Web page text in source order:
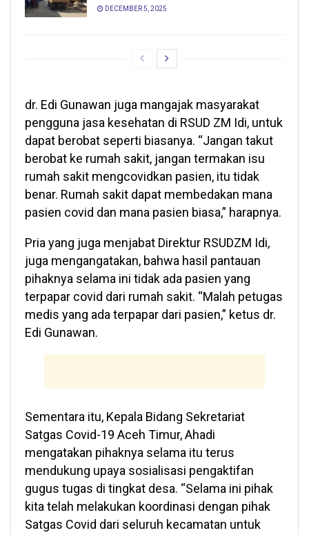
DECEMBER 5, 2025
dr. Edi Gunawan juga mangajak masyarakat
pengguna jasa kesehatan di RSUD ZM Idi, untuk
dapat berobat seperti biasanya. “Jangan takut
berobat ke rumah sakit, jangan termakan isu
rumah sakit mengcovidkan pasien, itu tidak
benar. Rumah sakit dapat membedakan mana
pasien covid dan mana pasien biasa,” harapnya.
Pria yang juga menjabat Direktur RSUDZM Idi,
juga mengangatakan, bahwa hasil pantauan
pihaknya selama ini tidak ada pasien yang
terpapar covid dari rumah sakit. “Malah petugas
medis yang ada terpapar dari pasien,” ketus dr.
Edi Gunawan.
Sementara itu, Kepala Bidang Sekretariat
Satgas Covid-19 Aceh Timur, Ahadi
mengatakan pihaknya selama itu terus
mendukung upaya sosialisasi pengaktifan
gugus tugas di tingkat desa. “Selama ini pihak
kita telah melakukan koordinasi dengan pihak
Satgas Covid dari seluruh kecamatan untuk